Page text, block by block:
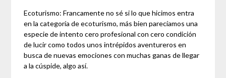
Ecoturismo: Francamente no sé si lo que hicimos entra
en la categoría de ecoturismo, más bien parecíamos una
especie de intento cero profesional con cero condición
de lucir como todos unos intrépidos aventureros en
busca de nuevas emociones con muchas ganas de llegar
a la cúspide, algo así.